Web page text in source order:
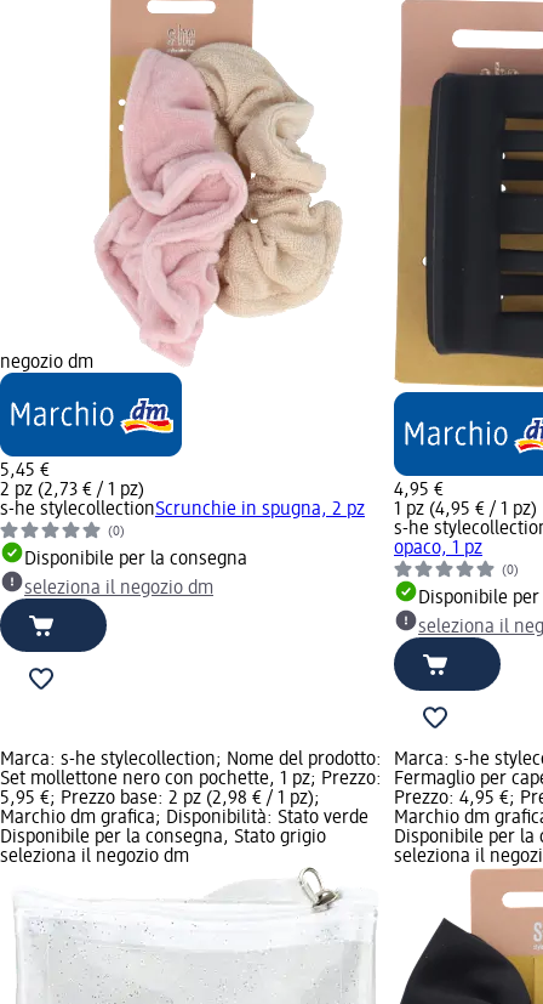
negozio dm
5,45 €
2 pz (2,73 € / 1 pz)
s-he stylecollectionScrunchie in spugna, 2 pz
(0)
Disponibile per la consegna
seleziona il negozio dm
4,95 €
1 pz (4,95 € / 1 pz)
s-he
opaco, 1 pz
(0)
Disponibile
seleziona il
Marca: s-he stylecollection; Nome del prodotto:
Set mollettone nero con pochette, 1 pz; Prezzo:
5,95 €; Prezzo base: 2 pz (2,98 € / 1 pz);
Marchio dm grafica; Disponibilità: Stato verde
Disponibile per la consegna, Stato grigio
seleziona il negozio dm
Marca: s-he
Fermaglio per
Prezzo: 4,95 €;
Marchio dm
Disponibile per la
seleziona il